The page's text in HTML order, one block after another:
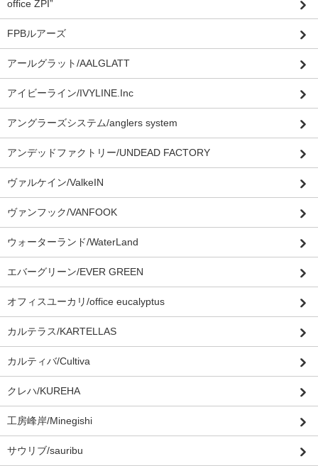
office ZPI”
FPBルアーズ
アールグラット/AALGLATT
アイビーライン/IVYLINE.Inc
アングラーズシステム/anglers system
アンデッドファクトリー/UNDEAD FACTORY
ヴァルケイン/ValkeIN
ヴァンフック/VANFOOK
ウォーターランド/WaterLand
エバーグリーン/EVER GREEN
オフィスユーカリ/office eucalyptus
カルテラス/KARTELLAS
カルティバ/Cultiva
クレハ/KUREHA
工房峰岸/Minegishi
サウリブ/sauribu